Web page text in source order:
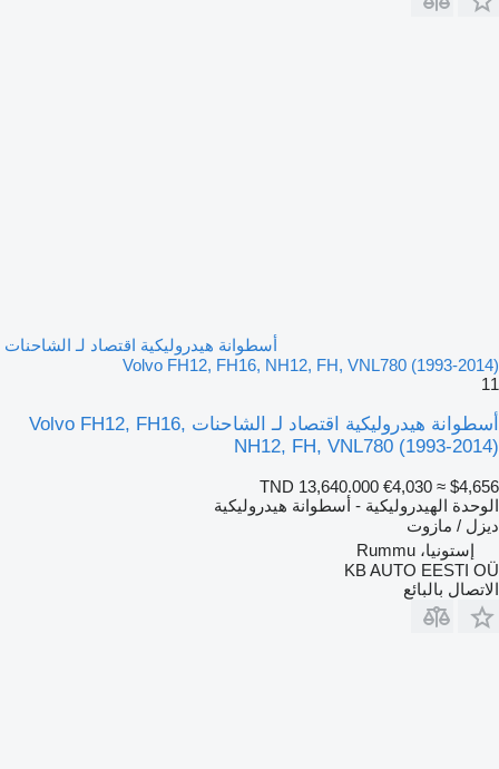
أسطوانة هيدروليكية اقتصاد لـ الشاحنات
Volvo FH12, FH16, NH12, FH, VNL780 (1993-2014)
11
أسطوانة هيدروليكية اقتصاد لـ الشاحنات Volvo FH12, FH16,
NH12, FH, VNL780 (1993-2014)
TND 13,640.000 €4,030 ≈ $4,656
الوحدة الهيدروليكية - أسطوانة هيدروليكية
ديزل / مازوت
إستونيا، Rummu
KB AUTO EESTI OÜ
الاتصال بالبائع